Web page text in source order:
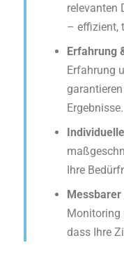
relevanten
– effizient,
Erfahrung
Erfahrung
Ergebnisse.
Ihre
Messbarer
Monitoring
dass Ihre